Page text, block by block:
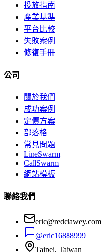
投放指南
產業基準
平台比較
失敗案例
修復手冊
公司
關於我們
成功案例
定價方案
部落格
常見問題
LineSwarm
CallSwarm
網站模板
聯絡我們
eric@redclawey.com
@eric16888999
Taipei, Taiwan